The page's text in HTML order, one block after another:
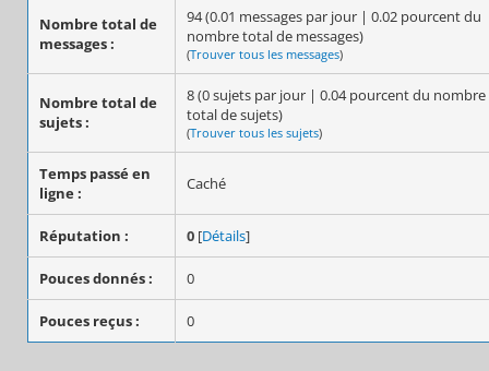
Nombre total de
messages :
94 (0.01 messages par jour | 0.02 pourcent du
nombre total de messages)
(Trouver tous les messages)
Nombre total de
sujets :
8 (0 sujets par jour | 0.04 pourcent du nombre
total de sujets)
(Trouver tous les sujets)
Temps passé en
ligne :
Caché
Réputation : 0 [Détails]
Pouces donnés : 0
Pouces reçus : 0